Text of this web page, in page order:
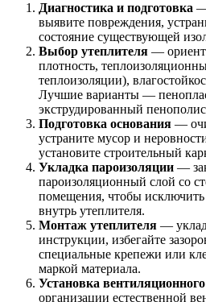
Диагностика и подготовка —
выявите повреждения,
состояние существующей
Выбор утеплителя —
плотность,
теплоизоляции),
Лучшие варианты —
экструдированный
Подготовка основания —
устраните мусор и
установите строительный
Укладка пароизоляции —
пароизоляционный слой со
помещения, чтобы
внутрь утеплителя.
Монтаж утеплителя —
инструкции, избегайте
специальные крепежи или
маркой материала.
Установка вентиляционного
организации естественной